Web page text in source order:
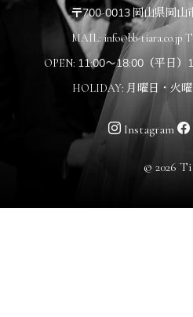
〒700-0013 岡山県岡山
MAIL: info@bb-tiara.co.jp
OPEN: 11:00〜18:00（平日）
HOLIDAY: 月曜日・火曜
Instagram
© 2026